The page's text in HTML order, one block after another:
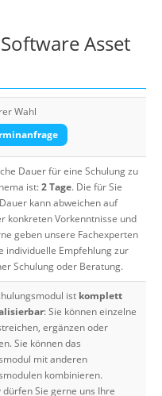
Asset
Wahl
Dauer für eine Schulung zu
ist:2 Tage. Die für Sie
kann abweichen auf
konkreten Vorkenntnisse und
geben unsere Fachexperten
individuelle Empfehlung zur
Schulung oder Beratung.
ist komplett
: Sie können einzelne
ergänzen oder
Sie können das
mit anderen
kombinieren.
Sie gerne uns Ihre